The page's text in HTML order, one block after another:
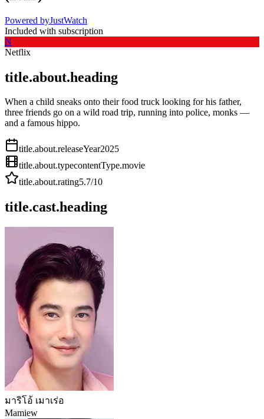
Powered byJustWatch
Included with subscription
N
Netflix
title.about.heading
When a child sneaks onto their food truck looking for his father,
three friends go on a wild road trip, running into police, monks —
and a famous hippo.
title.about.releaseYear2025
title.about.typecontentType.movie
title.about.rating5.7/10
title.cast.heading
มาริโอ้ เมาเร่อ
Mamiew